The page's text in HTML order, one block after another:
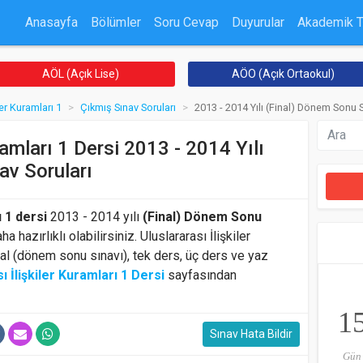
Anasayfa Bölümler Soru Cevap Duyurular Akademik
AÖL (Açık Lise) AÖO (Açık Ortaokul)
Kuramları 1 Çıkmış Sınav Soruları 2013 - 2014 Yılı (Final) Dönem Sonu
1 Dersi 2013 - 2014 Yılı
Soruları
1 dersi 2013 - 2014 yılı (Final) Dönem Sonu
hazırlıklı olabilirsiniz. Uluslararası İlişkiler
(dönem sonu sınavı), tek ders, üç ders ve yaz
İlişkiler Kuramları 1 Dersi sayfasından
Sınav Hata Bildir
Gün